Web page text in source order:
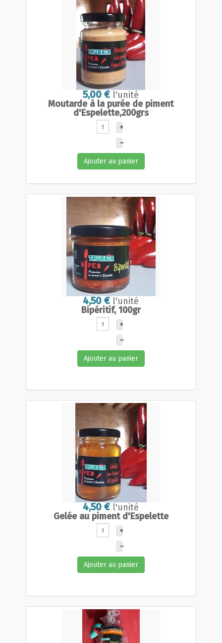
5,00 € l'unité
Moutarde à la purée de piment
d'Espelette,200grs
+
–
Ajouter au panier
4,50 € l'unité
Bipéritif, 100gr
+
–
Ajouter au panier
4,50 € l'unité
Gelée au piment d'Espelette
+
–
Ajouter au panier